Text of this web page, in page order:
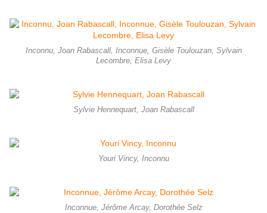
Inconnu, Joan Rabascall, Inconnue, Gisèle Toulouzan, Sylvain
Lecombre, Elisa Levy
Sylvie Hennequart, Joan Rabascall
Youri Vincy, Inconnu
Inconnue, Jérôme Arcay, Dorothée Selz